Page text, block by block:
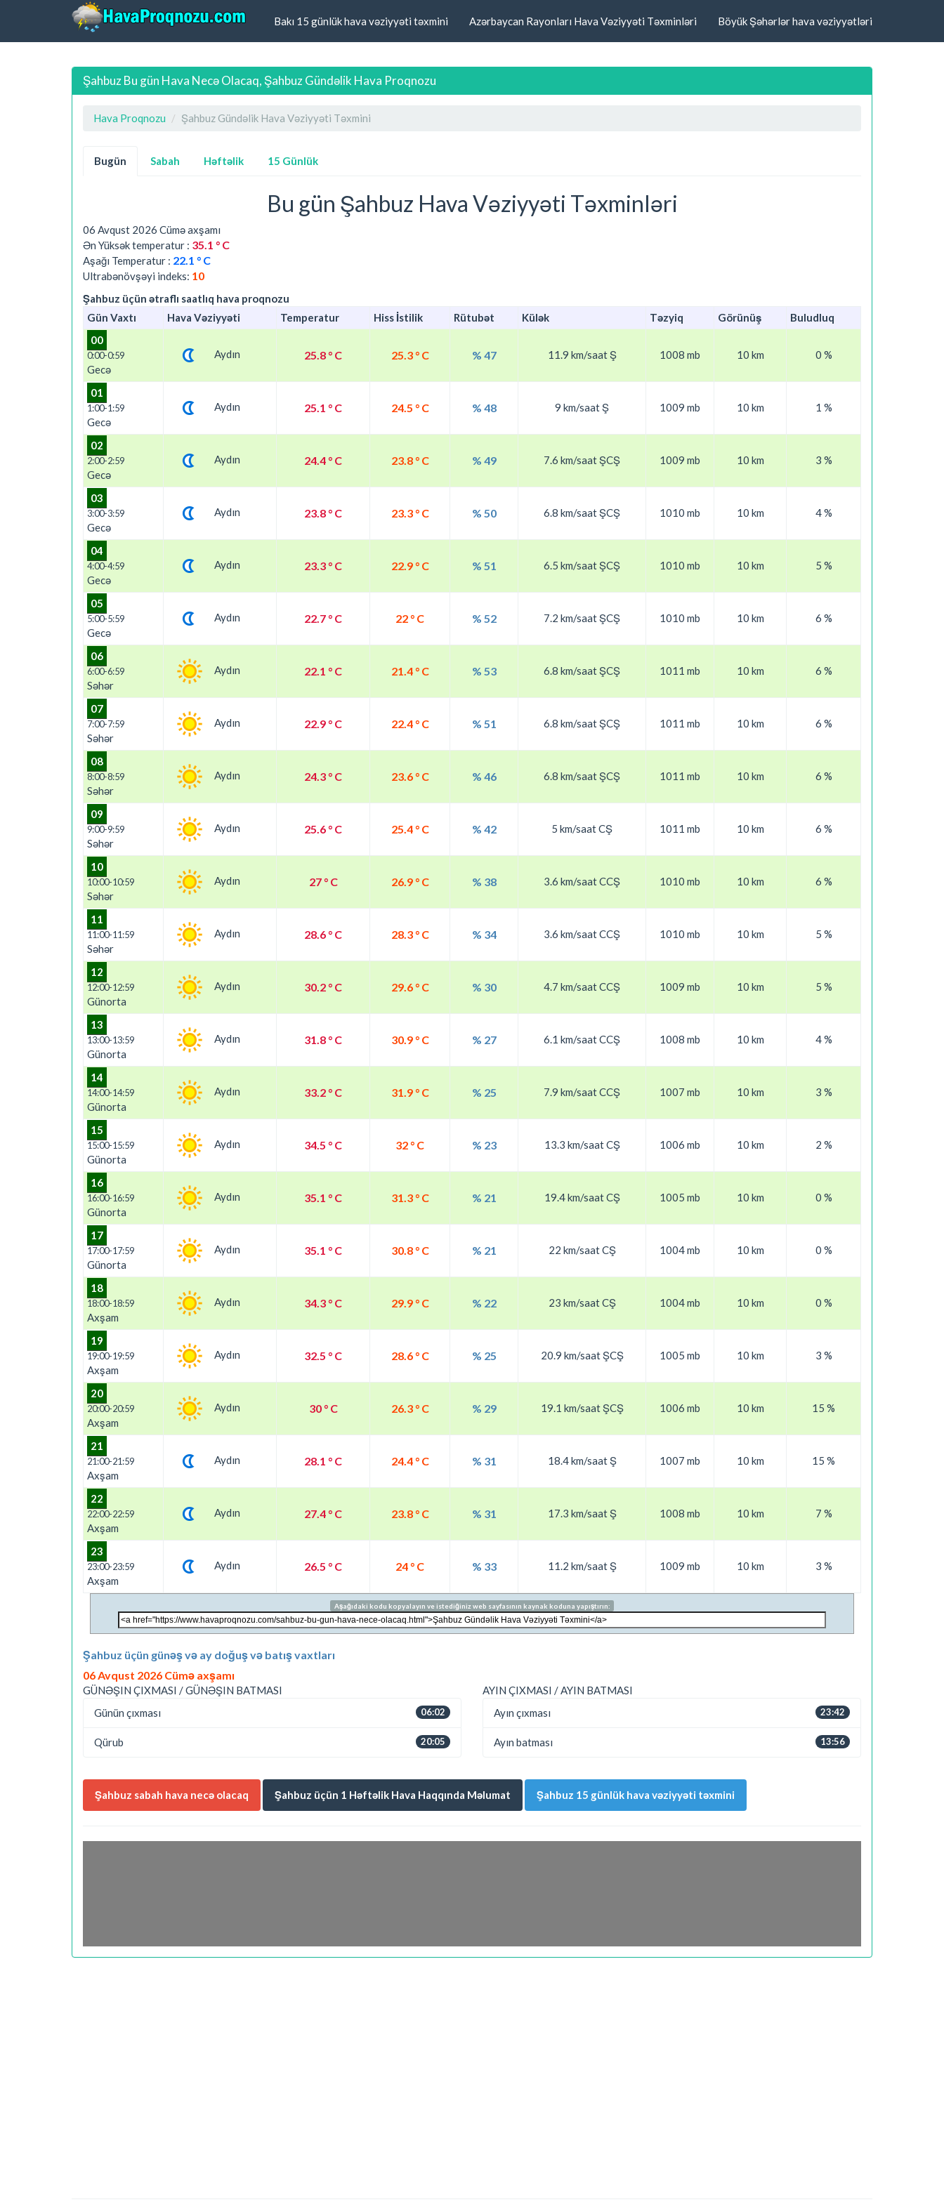
Bakı 15 günlük hava vəziyyəti təxmini Azərbaycan Rayonları Hava Vəziyyəti Təxminləri Böyük Şəhərlər hava vəziyyətləri
Şahbuz Bu gün Hava Necə Olacaq, Şahbuz Gündəlik Hava Proqnozu
Hava Proqnozu Şahbuz Gündəlik Hava Vəziyyəti Təxmini
Bugün Sabah Həftəlik 15 Günlük
Bu gün Şahbuz Hava Vəziyyəti Təxminləri
06 Avqust 2026 Cümə axşamı
Ən Yüksək temperatur : 35.1 ° C
Aşağı Temperatur : 22.1 ° C
Ultrabənövşəyi indeks: 10
Şahbuz üçün ətraflı saatlıq hava proqnozu
Gün Vaxtı
Hava Vəziyyəti Temperatur Hiss İstilik Rütubət Külək Təzyiq Görünüş
Buludluq
00
0:00-0:59
Gecə
Aydın 25.8 ° C 25.3 ° C % 47 11.9 km/saat Ş 1008 mb 10 km 0 %
01
1:00-1:59
Gecə
Aydın 25.1 ° C 24.5 ° C % 48 9 km/saat Ş 1009 mb 10 km 1 %
02
2:00-2:59
Gecə
Aydın 24.4 ° C 23.8 ° C % 49 7.6 km/saat ŞCŞ 1009 mb 10 km 3 %
03
3:00-3:59
Gecə
Aydın 23.8 ° C 23.3 ° C % 50 6.8 km/saat ŞCŞ 1010 mb 10 km 4 %
04
4:00-4:59
Gecə
Aydın 23.3 ° C 22.9 ° C % 51 6.5 km/saat ŞCŞ 1010 mb 10 km 5 %
05
5:00-5:59
Gecə
Aydın 22.7 ° C 22 ° C % 52 7.2 km/saat ŞCŞ 1010 mb 10 km 6 %
06
6:00-6:59
Səhər
Aydın 22.1 ° C 21.4 ° C % 53 6.8 km/saat ŞCŞ 1011 mb 10 km 6 %
07
7:00-7:59
Səhər
Aydın 22.9 ° C 22.4 ° C % 51 6.8 km/saat ŞCŞ 1011 mb 10 km 6 %
08
8:00-8:59
Səhər
Aydın 24.3 ° C 23.6 ° C % 46 6.8 km/saat ŞCŞ 1011 mb 10 km 6 %
09
9:00-9:59
Səhər
Aydın 25.6 ° C 25.4 ° C % 42 5 km/saat CŞ 1011 mb 10 km 6 %
10
10:00-10:59
Səhər
Aydın 27 ° C 26.9 ° C % 38 3.6 km/saat CCŞ 1010 mb 10 km 6 %
11
11:00-11:59
Səhər
Aydın 28.6 ° C 28.3 ° C % 34 3.6 km/saat CCŞ 1010 mb 10 km 5 %
12
12:00-12:59
Günorta
Aydın 30.2 ° C 29.6 ° C % 30 4.7 km/saat CCŞ 1009 mb 10 km 5 %
13
13:00-13:59
Günorta
Aydın 31.8 ° C 30.9 ° C % 27 6.1 km/saat CCŞ 1008 mb 10 km 4 %
14
14:00-14:59
Günorta
Aydın 33.2 ° C 31.9 ° C % 25 7.9 km/saat CCŞ 1007 mb 10 km 3 %
15
15:00-15:59
Günorta
Aydın 34.5 ° C 32 ° C % 23 13.3 km/saat CŞ 1006 mb 10 km 2 %
16
16:00-16:59
Günorta
Aydın 35.1 ° C 31.3 ° C % 21 19.4 km/saat CŞ 1005 mb 10 km 0 %
17
17:00-17:59
Günorta
Aydın 35.1 ° C 30.8 ° C % 21 22 km/saat CŞ 1004 mb 10 km 0 %
18
18:00-18:59
Axşam
Aydın 34.3 ° C 29.9 ° C % 22 23 km/saat CŞ 1004 mb 10 km 0 %
19
19:00-19:59
Axşam
Aydın 32.5 ° C 28.6 ° C % 25 20.9 km/saat ŞCŞ 1005 mb 10 km 3 %
20
20:00-20:59
Axşam
Aydın 30 ° C 26.3 ° C % 29 19.1 km/saat ŞCŞ 1006 mb 10 km 15 %
21
21:00-21:59
Axşam
Aydın 28.1 ° C 24.4 ° C % 31 18.4 km/saat Ş 1007 mb 10 km 15 %
22
22:00-22:59
Axşam
Aydın 27.4 ° C 23.8 ° C % 31 17.3 km/saat Ş 1008 mb 10 km 7 %
23
23:00-23:59
Axşam
Aydın 26.5 ° C 24 ° C % 33 11.2 km/saat Ş 1009 mb 10 km 3 %
Aşağıdaki kodu kopyalayın ve istediğiniz web sayfasının kaynak koduna yapıştırın:
Şahbuz üçün günəş və ay doğuş və batış vaxtları
06 Avqust 2026 Cümə axşamı
GÜNƏŞIN ÇIXMASI / GÜNƏŞIN BATMASI
06:02
Günün çıxması
20:05
Qürub
AYIN ÇIXMASI / AYIN BATMASI
23:42
Ayın çıxması
13:56
Ayın batması
Şahbuz sabah hava necə olacaq Şahbuz üçün 1 Həftəlik Hava Haqqında Məlumat Şahbuz 15 günlük hava vəziyyəti təxmini